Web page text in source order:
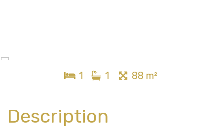
1 1 88 m²
Description